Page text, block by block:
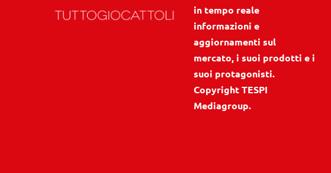
in tempo reale
informazioni e
aggiornamenti sul
mercato, i suoi prodotti e i
suoi protagonisti.
Copyright TESPI
Mediagroup.